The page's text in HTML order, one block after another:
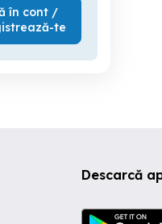
în cont /
te
Descarcă